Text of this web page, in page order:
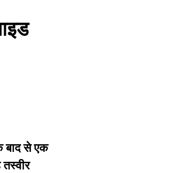
बाद से एक